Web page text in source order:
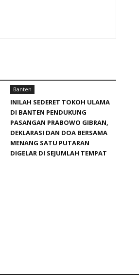
Banten
INILAH SEDERET TOKOH ULAMA
DI BANTEN PENDUKUNG
PASANGAN PRABOWO GIBRAN,
DEKLARASI DAN DOA BERSAMA
MENANG SATU PUTARAN
DIGELAR DI SEJUMLAH TEMPAT